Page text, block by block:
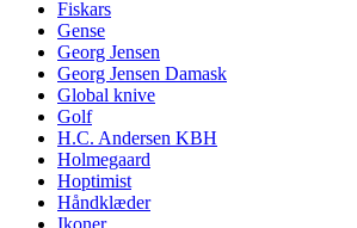
Fiskars
Gense
Georg Jensen
Georg Jensen Damask
Global knive
Golf
H.C. Andersen KBH
Holmegaard
Hoptimist
Håndklæder
Ikoner